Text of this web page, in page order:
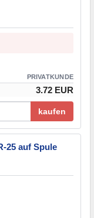
PRIVATKUNDE
3.72 EUR
kaufen
25 auf Spule